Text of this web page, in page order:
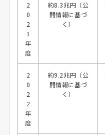
2
0
2
1
年
度
約8.3兆円（公
開情報に基づ
く）
2
0
2
2
年
度
約9.2兆円（公
開情報に基づ
く）